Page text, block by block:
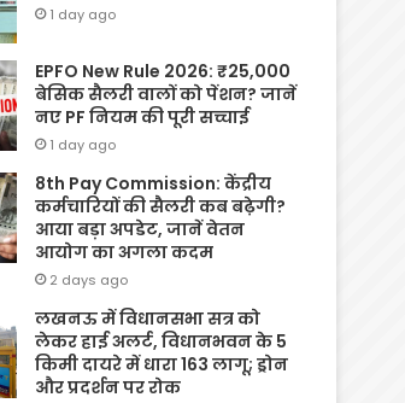
1 day ago
EPFO New Rule 2026: ₹25,000
बेसिक सैलरी वालों को पेंशन? जानें
नए PF नियम की पूरी सच्चाई
1 day ago
8th Pay Commission: केंद्रीय
कर्मचारियों की सैलरी कब बढ़ेगी?
आया बड़ा अपडेट, जानें वेतन
आयोग का अगला कदम
2 days ago
लखनऊ में विधानसभा सत्र को
लेकर हाई अलर्ट, विधानभवन के 5
किमी दायरे में धारा 163 लागू; ड्रोन
और प्रदर्शन पर रोक